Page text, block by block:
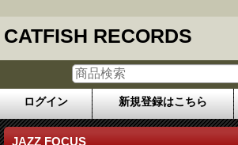
CATFISH RECORDS
ログイン 新規登録はこちら
JAZZ FOCUS